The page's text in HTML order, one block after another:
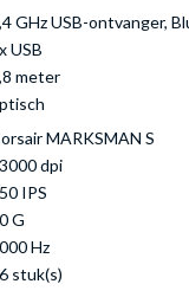
GHz USB-ontvanger,
USB
meter
MARKSMAN S
dpi
IPS
G
Hz
stuk(s)